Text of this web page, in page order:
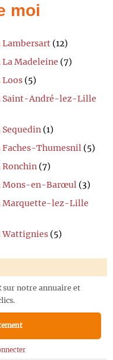
moi
Lambersart (12)
La Madeleine (7)
Loos (5)
Saint-André-lez-Lille
Sequedin (1)
Faches-Thumesnil (5)
Ronchin (7)
Mons-en-Barœul (3)
Marquette-lez-Lille
Wattignies (5)
sur notre annuaire et